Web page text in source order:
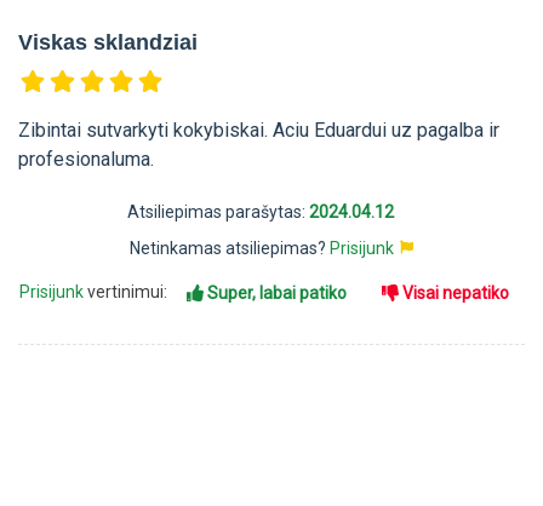
Viskas sklandziai
Zibintai sutvarkyti kokybiskai. Aciu Eduardui uz pagalba ir
profesionaluma.
Atsiliepimas parašytas: 2024.04.12
Netinkamas atsiliepimas? Prisijunk
Prisijunkvertinimui: Super, labai patiko Visai nepatiko